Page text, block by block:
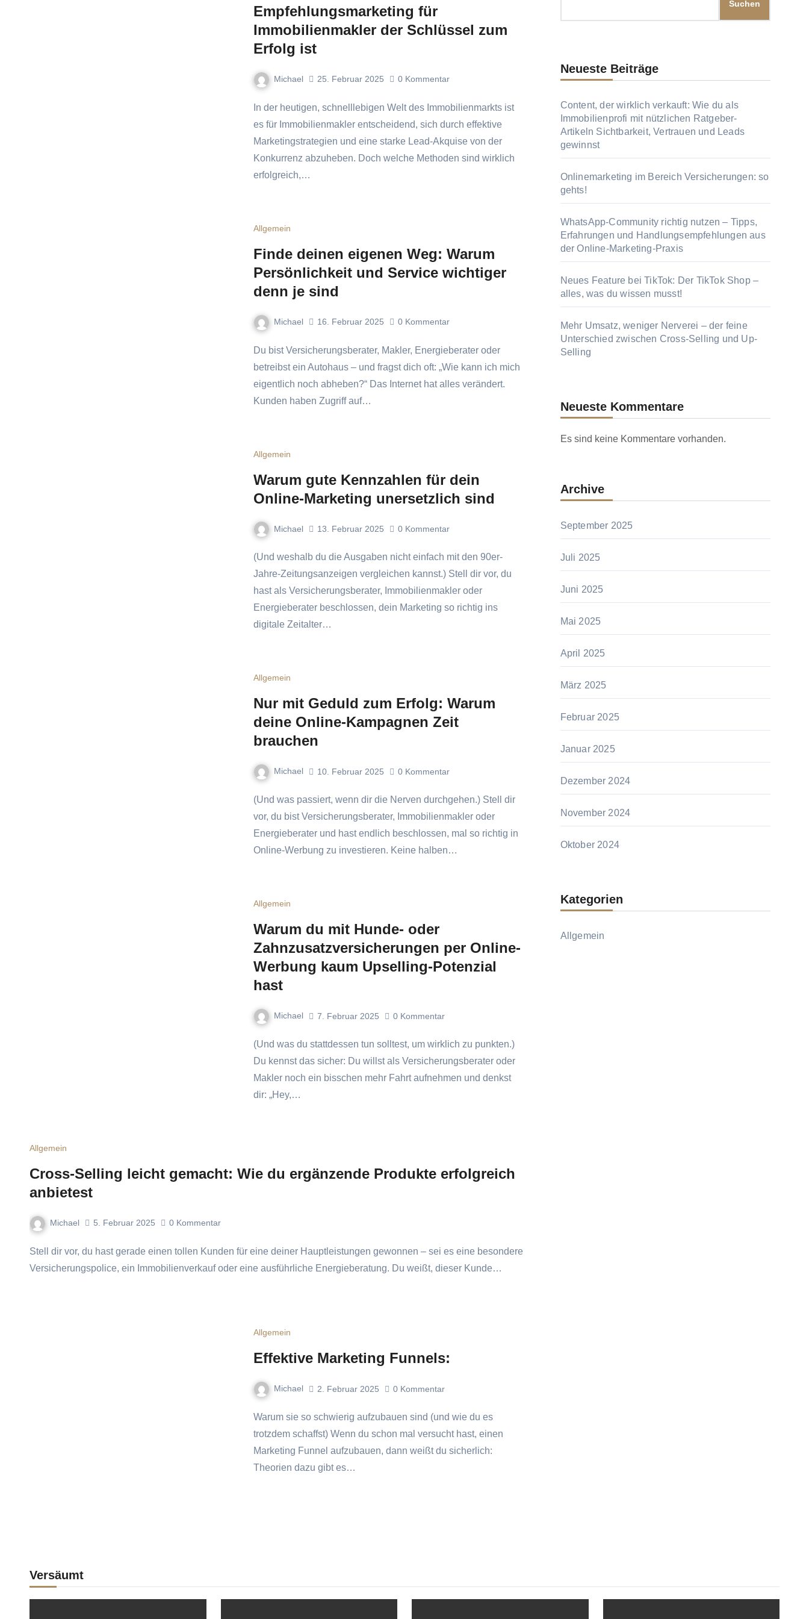
Empfehlungsmarketing für
Immobilienmakler der Schlüssel zum
Erfolg ist
Michael 25. Februar 2025 0 Kommentar
es für Immobilienmakler entscheidend, sich durch effektive
Marketingstrategien und eine starke Lead-Akquise von der
Konkurrenz abzuheben. Doch welche Methoden sind wirklich
erfolgreich,…
Allgemein
Finde deinen eigenen Weg: Warum
Persönlichkeit und Service wichtiger
denn je sind
Michael 16. Februar 2025 0 Kommentar
Du bist Versicherungsberater, Makler, Energieberater oder
betreibst ein Autohaus – und fragst dich oft: „Wie kann ich mich
eigentlich noch abheben?“ Das Internet hat alles verändert.
Kunden haben Zugriff auf…
Allgemein
Warum gute Kennzahlen für dein
Online-Marketing unersetzlich sind
Michael 13. Februar 2025 0 Kommentar
(Und weshalb du die Ausgaben nicht einfach mit den 90er-
Jahre-Zeitungsanzeigen vergleichen kannst.) Stell dir vor, du
hast als Versicherungsberater, Immobilienmakler oder
Energieberater beschlossen, dein Marketing so richtig ins
digitale Zeitalter…
Allgemein
Nur mit Geduld zum Erfolg: Warum
deine Online-Kampagnen Zeit
brauchen
Michael 10. Februar 2025 0 Kommentar
(Und was passiert, wenn dir die Nerven durchgehen.) Stell dir
vor, du bist Versicherungsberater, Immobilienmakler oder
Energieberater und hast endlich beschlossen, mal so richtig in
Online-Werbung zu investieren. Keine halben…
Allgemein
Warum du mit Hunde- oder
Zahnzusatzversicherungen per Online-
Werbung kaum Upselling-Potenzial
hast
Michael 7. Februar 2025 0 Kommentar
(Und was du stattdessen tun solltest, um wirklich zu punkten.)
Du kennst das sicher: Du willst als Versicherungsberater oder
Makler noch ein bisschen mehr Fahrt aufnehmen und denkst
dir: „Hey,…
Allgemein
Cross-Selling leicht gemacht: Wie du ergänzende Produkte erfolgreich
anbietest
Michael 5. Februar 2025 0 Kommentar
Stell dir vor, du hast gerade einen tollen Kunden für eine deiner Hauptleistungen gewonnen – sei es eine besondere
Versicherungspolice, ein Immobilienverkauf oder eine ausführliche Energieberatung. Du weißt, dieser Kunde…
Allgemein
Effektive Marketing Funnels:
Michael 2. Februar 2025 0 Kommentar
Warum sie so schwierig aufzubauen sind (und wie du es
trotzdem schaffst) Wenn du schon mal versucht hast, einen
Marketing Funnel aufzubauen, dann weißt du sicherlich:
Theorien dazu gibt es…
Suchen
Neueste Beiträge
Content, der wirklich verkauft: Wie du als
Immobilienprofi mit nützlichen Ratgeber-
Artikeln Sichtbarkeit, Vertrauen und Leads
gewinnst
Onlinemarketing im Bereich Versicherungen: so
gehts!
WhatsApp-Community richtig nutzen – Tipps,
Erfahrungen und Handlungsempfehlungen aus
der Online-Marketing-Praxis
Neues Feature bei TikTok: Der TikTok Shop –
alles, was du wissen musst!
Mehr Umsatz, weniger Nerverei – der feine
Unterschied zwischen Cross-Selling und Up-
Selling
Neueste Kommentare
Es sind keine Kommentare vorhanden.
Archive
September 2025
Juli 2025
Juni 2025
Mai 2025
April 2025
März 2025
Februar 2025
Januar 2025
Dezember 2024
November 2024
Oktober 2024
Kategorien
Allgemein
Versäumt